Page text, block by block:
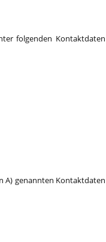
folgenden Kontaktdaten
A) genannten Kontaktdaten